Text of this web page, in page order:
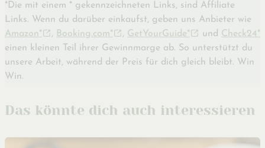
*Die mit einem * gekennzeichneten Links, sind Affiliate
Links. Wenn du darüber einkaufst, geben uns Anbieter wie
Amazon*
, Booking.com* , GetYourGuide* und Check24*
einen kleinen Teil ihrer Gewinnmarge ab. So unterstützt du
unsere Arbeit, während der Preis für dich gleich bleibt. Win
Win.
Das könnte dich auch interessieren